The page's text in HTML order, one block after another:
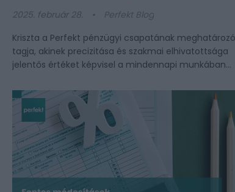
2025. február 28.
Perfekt Blog
Kriszta a Perfekt pénzügyi csapatának meghatározó
tagja, akinek precizitása és szakmai elhivatottsága
jelentős értéket képvisel a mindennapi munkában...